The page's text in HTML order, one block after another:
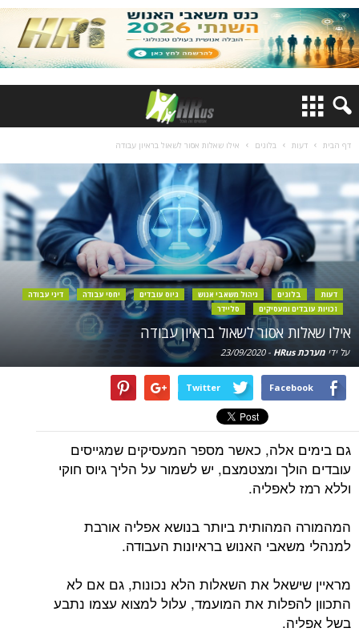
דף הבית דעות בלוגים אילו שאלות אסור לשאול בראיון עבודה
דעות בלוגים ניהול משאבי אנוש גיוס עובדים יחסי עבודה
דיני עבודה
זכויות עובדים ומעסיקים
סליידר
אילו שאלות אסור לשאול בראיון עבודה
על ידי מערכת HRus -
23/09/2020
Facebook
Twitter
גם בימים אלה, כאשר מספר המעסיקים שמגייסים
עובדים הולך ומצטמצם, יש לשמור על הליך גיוס חוקי
וללא רמז לאפליה.
המהמורה המהותית ביותר בנושא אפליה אורבת
למנהלי משאבי האנוש בראיונות העבודה.
מראיין שישאל את השאלות הלא נכונות, גם אם לא
התכוון להפלות את המועמד, עלול למצוא עצמו נתבע
בשל אפליה.